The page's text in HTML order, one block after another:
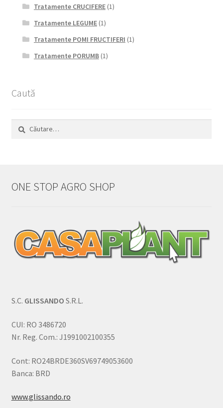
Tratamente CRUCIFERE(1)
Tratamente LEGUME(1)
Tratamente POMI FRUCTIFERI (1)
Tratamente PORUMB(1)
Caută
Caută
ONE STOP AGRO SHOP
S.C. GLISSANDO S.R.L.
CUI: RO 3486720
Nr. Reg. Com.: J1991002100355
Cont: RO24BRDE360SV69749053600
Banca: BRD
www.glissando.ro